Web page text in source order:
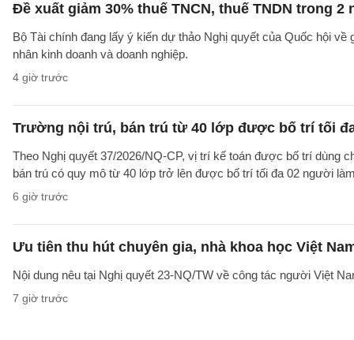
Đề xuất giảm 30% thuế TNCN, thuế TNDN trong 2
Bộ Tài chính đang lấy ý kiến dự thảo Nghị quyết của Quốc hội
nhân kinh doanh và doanh nghiệp.
4 giờ trước
Trường nội trú, bán trú từ 40 lớp được bố trí tối
Theo Nghị quyết 37/2026/NQ-CP, vị trí kế toán được bố trí dùng
bán trú có quy mô từ 40 lớp trở lên được bố trí tối đa 02 người
6 giờ trước
Ưu tiên thu hút chuyên gia, nhà khoa học Việt
Nội dung nêu tại Nghị quyết 23-NQ/TW về công tác người Việt
7 giờ trước